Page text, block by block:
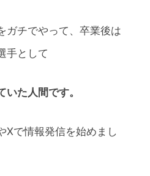
ガチでやって、卒業後は
手として
た人間です。
Xで情報発信を始めまし